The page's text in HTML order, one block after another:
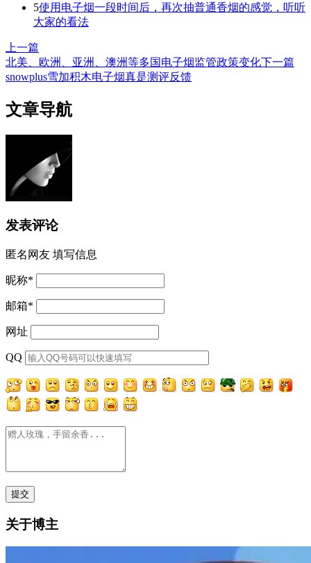
5使用电子烟一段时间后，再次抽普通香烟的感觉，听听
大家的看法
上一篇
北美、欧洲、亚洲、澳洲等多国电子烟监管政策变化下一篇
snowplus雪加积木电子烟真是测评反馈
文章导航
发表评论
匿名网友 填写信息
昵称*
邮箱*
网址
QQ
关于博主